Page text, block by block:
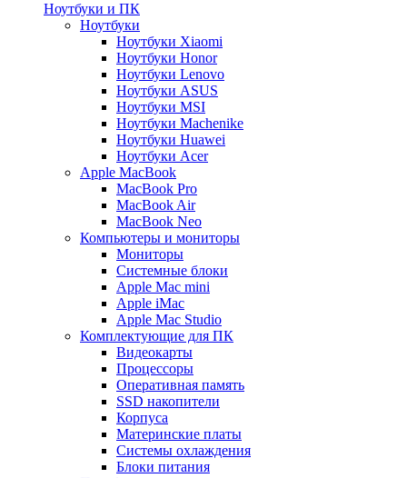
Ноутбуки и ПК
Ноутбуки
Ноутбуки Xiaomi
Ноутбуки Honor
Ноутбуки Lenovo
Ноутбуки ASUS
Ноутбуки MSI
Ноутбуки Machenike
Ноутбуки Huawei
Ноутбуки Acer
Apple MacBook
MacBook Pro
MacBook Air
MacBook Neo
Компьютеры и мониторы
Мониторы
Системные блоки
Apple Mac mini
Apple iMac
Apple Mac Studio
Комплектующие для ПК
Видеокарты
Процессоры
Оперативная память
SSD накопители
Корпуса
Материнские платы
Системы охлаждения
Блоки питания